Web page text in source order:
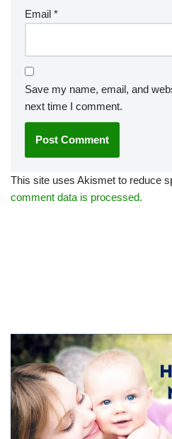
Email *
Save my name, email, and
next time I comment.
This site uses Akismet to reduce
comment data is processed.